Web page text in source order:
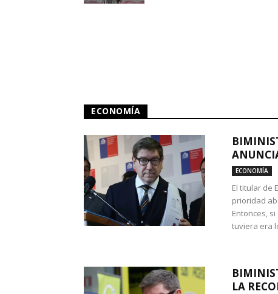
ECONOMÍA
ECONOMÍA
El titular de
prioridad
Entonces,
tuviera era
LA